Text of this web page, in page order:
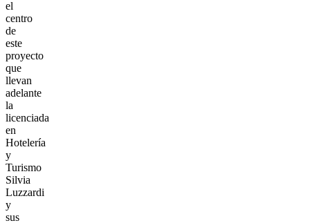
el
centro
de
este
proyecto
que
llevan
adelante
la
licenciada
en
Hotelería
y
Turismo
Silvia
Luzzardi
y
sus